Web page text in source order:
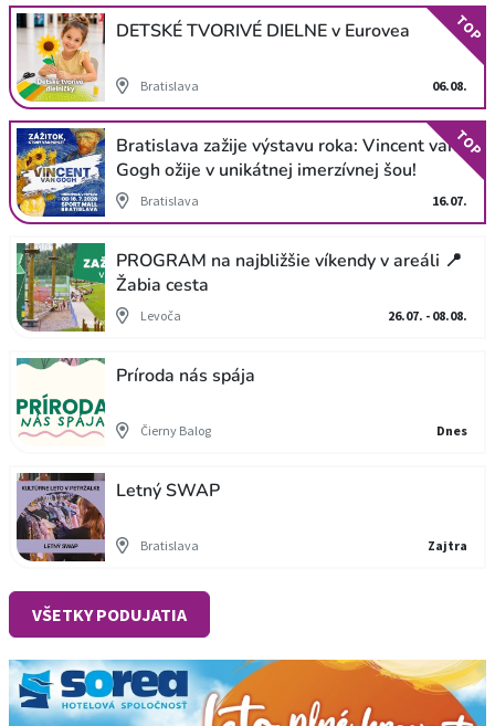
DETSKÉ TVORIVÉ DIELNE v Eurovea
Bratislava 06.08.
TOP
Bratislava zažije výstavu roka: Vincent van
Gogh ožije v unikátnej imerzívnej šou!
Bratislava 16.07.
TOP
PROGRAM na najbližšie víkendy v areáli 📍
Žabia cesta
Levoča 26.07. - 08.08.
Príroda nás spája
Čierny Balog Dnes
Letný SWAP
Bratislava Zajtra
VŠETKY PODUJATIA